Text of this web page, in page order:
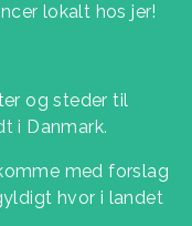
lokalt hos jer!
og steder til
i Danmark.
med forslag
hvor i landet